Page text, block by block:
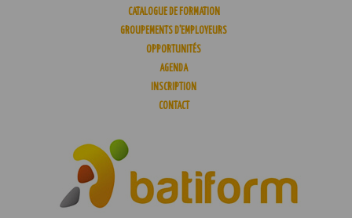
CATALOGUE DE FORMATION
GROUPEMENTS D’EMPLOYEURS
OPPORTUNITÉS
AGENDA
INSCRIPTION
CONTACT